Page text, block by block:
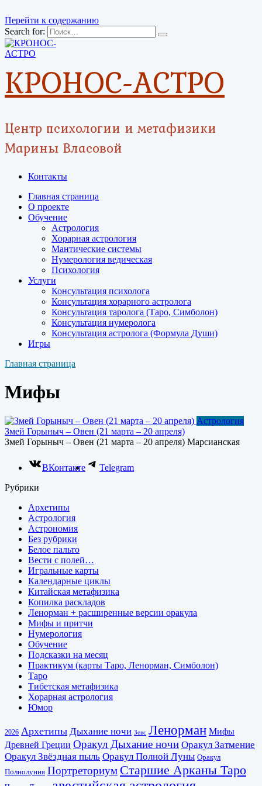
Перейти к содержанию
Search for:
КРОНОС-АСТРО
Центр психологии и метафизики
Марины Власовой
Контакты
Главная страница
О проекте
Обучение
Астрология
Хорарная астрология
Мантические системы
Нумерология ведическая
Психология
Услуги
Консультация психолога
Консультация хорарного астролога
Консультация таролога (Таро, Симболон)
Консультация нумеролога
Консультация астролога (Формула Души)
Игры
Главная страница
Мифы
Астрология
Змей Горыныч – Овен (21 марта – 20 апреля)
Змей Горыныч – Овен (21 марта – 20 апреля) Марсианская
ВКонтакте
Telegram
Рубрики
Архетипы
Астрология
Астрономия
Без рубрики
Белое пальто
Вести с полей…
Игральные карты
Календарные циклы
Китайская метафизика
Копилка раскладов
Ленорман + расширенные версии оракула
Мифы и притчи
Нумерология
Обучение
Подсказки на месяц
Практикум (карты Таро, Ленорман, Симболон)
Таро
Тибетская метафизика
Хорарная астрология
Юмор
2026 Архетипы Дыхание ночи Зевс Ленорман Мифы
Древней Греции Оракул Дыхание ночи Оракул Затмение
Оракул Звёздная пыль Оракул Полной Луны Оракул
Полнолуния Портреториум Старшие Арканы Таро